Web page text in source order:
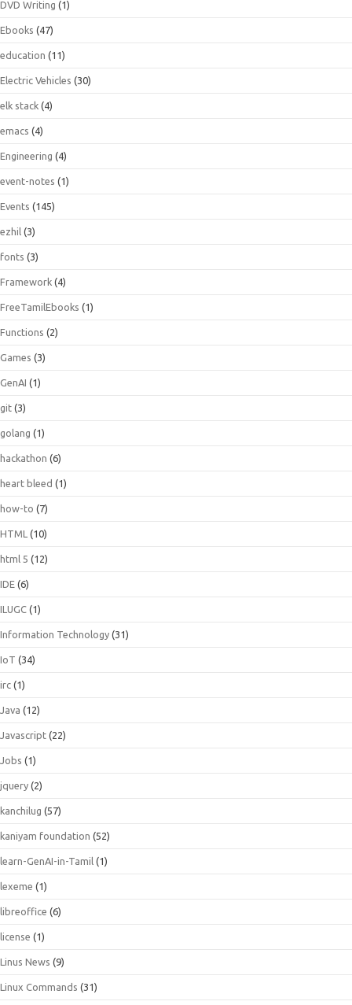
DVD Writing (1)
Ebooks (47)
education (11)
Electric Vehicles (30)
elk stack (4)
emacs (4)
Engineering (4)
event-notes (1)
Events (145)
ezhil (3)
fonts (3)
Framework (4)
FreeTamilEbooks (1)
Functions (2)
Games (3)
GenAI (1)
git (3)
golang (1)
hackathon (6)
heart bleed (1)
how-to (7)
HTML (10)
html 5 (12)
IDE (6)
ILUGC (1)
Information Technology (31)
IoT (34)
irc (1)
Java (12)
Javascript (22)
Jobs (1)
jquery (2)
kanchilug (57)
kaniyam foundation (52)
learn-GenAI-in-Tamil (1)
lexeme (1)
libreoffice (6)
license (1)
Linus News (9)
Linux Commands (31)